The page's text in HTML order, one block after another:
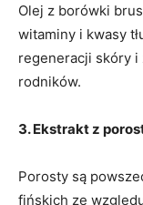
Olej⁣ z borówki
witaminy i kwasy
regeneracji skóry
rodników.
3. Ekstrakt z
Porosty‌ są‍
fińskich ​ze